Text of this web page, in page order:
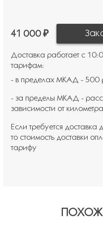
41 000 ₽
Доставка работает с
тарифам:
- в пределах МКАД - 500
- за пределы МКАД -
зависимости от
Если требуется
то стоимость доставки
тарифу